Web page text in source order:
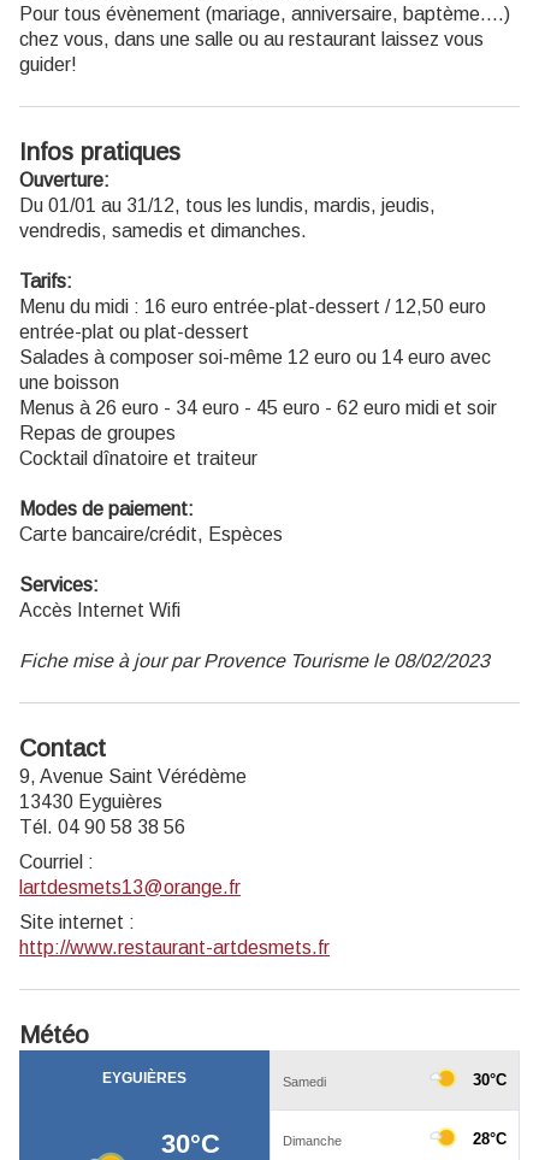
Pour tous évènement (mariage, anniversaire, baptème....)
chez vous, dans une salle ou au restaurant laissez vous
guider!
Infos pratiques
Ouverture:
Du 01/01 au 31/12, tous les lundis, mardis, jeudis,
vendredis, samedis et dimanches.
Tarifs:
Menu du midi : 16 euro entrée-plat-dessert / 12,50 euro
entrée-plat ou plat-dessert
Salades à composer soi-même 12 euro ou 14 euro avec
une boisson
Menus à 26 euro - 34 euro - 45 euro - 62 euro midi et soir
Repas de groupes
Cocktail dînatoire et traiteur
Modes de paiement:
Carte bancaire/crédit, Espèces
Services:
Accès Internet Wifi
Fiche mise à jour par Provence Tourisme le 08/02/2023
Contact
9, Avenue Saint Vérédème
13430 Eyguières
Tél. 04 90 58 38 56
Courriel :
lartdesmets13@orange.fr
Site internet :
http://www.restaurant-artdesmets.fr
Météo